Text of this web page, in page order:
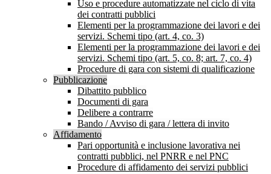
Uso e procedure automatizzate nel ciclo di vita
dei contratti pubblici
Elementi per la programmazione dei lavori e dei
servizi. Schemi tipo (art. 4, co. 3)
Elementi per la programmazione dei lavori e dei
servizi. Schemi tipo (art. 5, co. 8; art. 7, co. 4)
Procedure di gara con sistemi di qualificazione
Pubblicazione
Dibattito pubblico
Documenti di gara
Delibere a contrarre
Bando / Avviso di gara / lettera di invito
Affidamento
Pari opportunità e inclusione lavorativa nei
contratti pubblici, nel PNRR e nel PNC
Procedure di affidamento dei servizi pubblici